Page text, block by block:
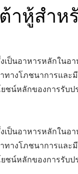
าหู้สำห
ป็นอาหารหลักในอา
ทางโภชนาการและ
ชน์หลักของการรับป
ป็นอาหารหลักในอา
ทางโภชนาการและ
ชน์หลักของการรับป